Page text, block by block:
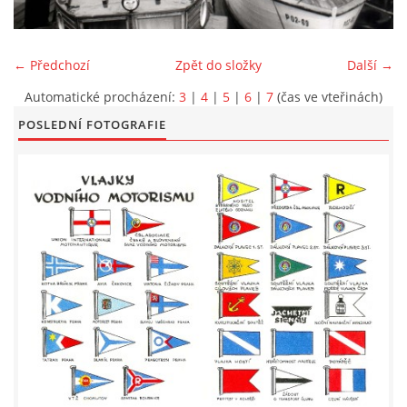
ROČENKA 2026
PLOVOUCÍ LODĚNICE
VIDEOALBUM
UŽITEČNÉ ODKAZY
KONTAKTY
VSTUP PRO ČLENY
← Předchozí Další →
Zpět do složky
Automatické procházení: 3 | 4 | 5 | 6 | 7 (čas ve vteřinách)
POSLEDNÍ FOTOGRAFIE